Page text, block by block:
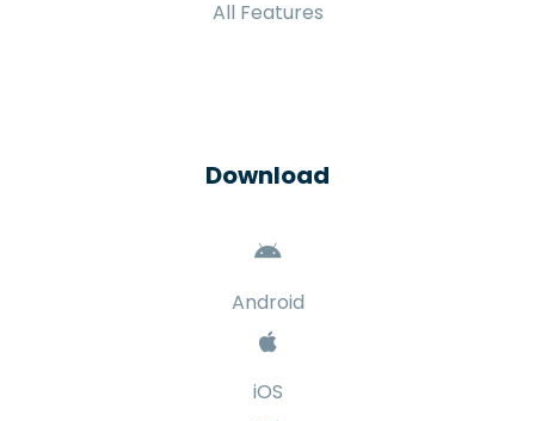
All Features
Download
Android
iOS